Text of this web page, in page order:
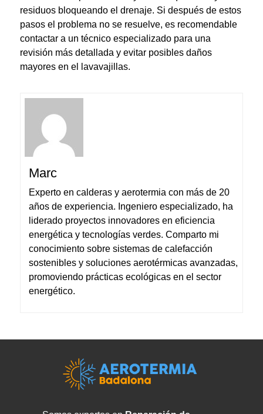
residuos bloqueando el drenaje. Si después de estos
pasos el problema no se resuelve, es recomendable
contactar a un técnico especializado para una
revisión más detallada y evitar posibles daños
mayores en el lavavajillas.
Marc
Experto en calderas y aerotermia con más de 20
años de experiencia. Ingeniero especializado, ha
liderado proyectos innovadores en eficiencia
energética y tecnologías verdes. Comparto mi
conocimiento sobre sistemas de calefacción
sostenibles y soluciones aerotérmicas avanzadas,
promoviendo prácticas ecológicas en el sector
energético.